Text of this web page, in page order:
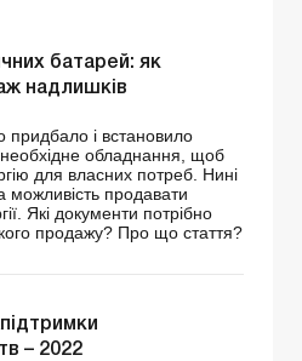
батарей: як
надлишків
придбало і встановило
необхідне обладнання, щоб
для власних потреб. Нині
можливість продавати
Які документи потрібно
продажу? Про що стаття?
– 2022